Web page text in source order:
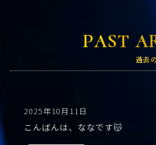
PAST
過去
2025年10月11日
こんばんは、ななです😽